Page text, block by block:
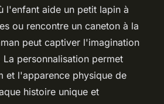
l'enfant aide un petit lapin à
ou rencontre un caneton à la
peut captiver l'imagination
personnalisation permet
et l'apparence physique de
histoire unique et